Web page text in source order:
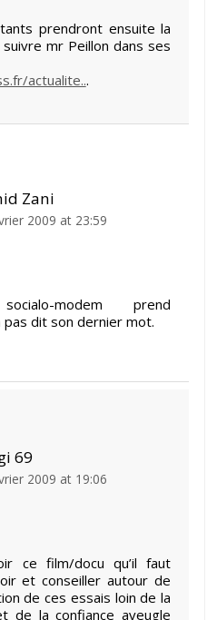
prendront ensuite la
mr Peillon dans ses
actualite...
Zani
2009 at 23:59
modem prend
pas dit son dernier mot.
69
2009 at 19:06
ce film/docu qu’il faut
et conseiller autour de
de ces essais loin de la
de la confiance aveugle